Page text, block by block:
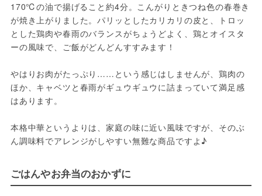
170℃の油で揚げること約4分。こんがりときつね色の春巻き
が焼き上がりました。パリッとしたカリカリの皮と、トロッ
とした鶏肉や春雨のバランスがちょうどよく、鶏とオイスタ
ーの風味で、ご飯がどんどんすすみます！
やはりお肉がたっぷり……という感じはしませんが、鶏肉の
ほか、キャベツと春雨がギュウギュウに詰まっていて満足感
はあります。
本格中華というよりは、家庭の味に近い風味ですが、そのぶ
ん調味料でアレンジがしやすい無難な商品ですよ♪
ごはんやお弁当のおかずに